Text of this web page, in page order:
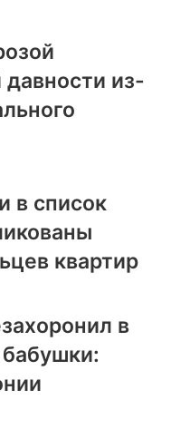
из-
в список
квартир
в